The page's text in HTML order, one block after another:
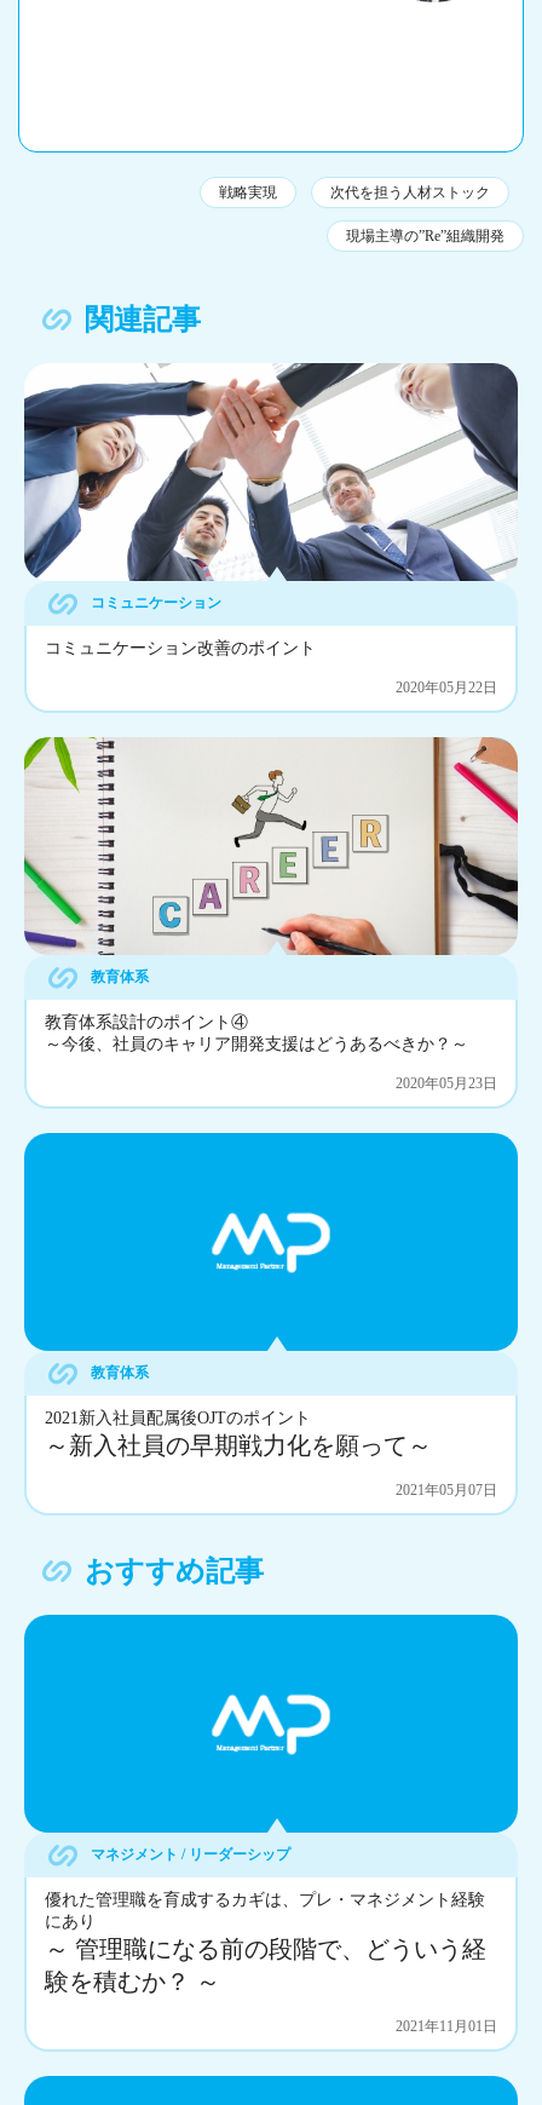
戦略実現 次代を担う人材ストック
現場主導の”Re”組織開発
関連記事
コミュニケーション
コミュニケーション改善のポイント
2020年05月22日
教育体系
教育体系設計のポイント④
～今後、社員のキャリア開発支援はどうあるべきか？～
2020年05月23日
教育体系
2021新入社員配属後OJTのポイント
～新入社員の早期戦力化を願って～
2021年05月07日
おすすめ記事
マネジメント / リーダーシップ
優れた管理職を育成するカギは、プレ・マネジメント経験
にあり
～ 管理職になる前の段階で、どういう経
験を積むか？ ～
2021年11月01日